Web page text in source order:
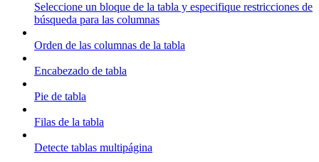
Seleccione un bloque de la tabla y especifique restricciones de
búsqueda para las columnas
Orden de las columnas de la tabla
Encabezado de tabla
Pie de tabla
Filas de la tabla
Detecte tablas multipágina